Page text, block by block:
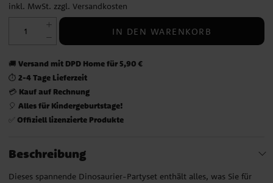
inkl. MwSt. zzgl. Versandkosten
IN DEN WARENKORB
🚚 Versand mit DPD Home für 5,90 €
⏱️ 2-4 Tage Lieferzeit
💳 Kauf auf Rechnung
🎈 Alles für Kindergeburtstage!
✅ Offiziell lizenzierte Produkte
Beschreibung
Dieses spannende Dinosaurier-Partyset enthält alles, was Sie für